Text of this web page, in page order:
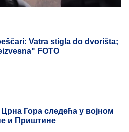
Vatra stigla do dvorišta;
FOTO
Гора следећа у војном
и Приштине